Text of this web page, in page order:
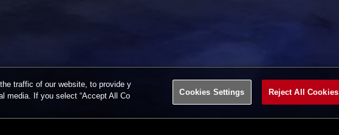
traffic of our website, to provide y
media. If you select “Accept All Co
Cookies Settings Reject All Cookies